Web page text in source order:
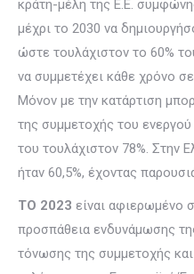
κράτη-μέλη της Ε.Ε.
μέχρι το 2030 να
ώστε τουλάχιστον το 60%
να συμμετέχει κάθε χρόνο
Μόνον με την κατάρτιση
της συμμετοχής του
του τουλάχιστον 78%. Στην
ήταν 60,5%, έχοντας
ΤΟ 2023 είναι αφιερωμένο
προσπάθεια ενδυνάμωσης
τόνωσης της συμμετοχής